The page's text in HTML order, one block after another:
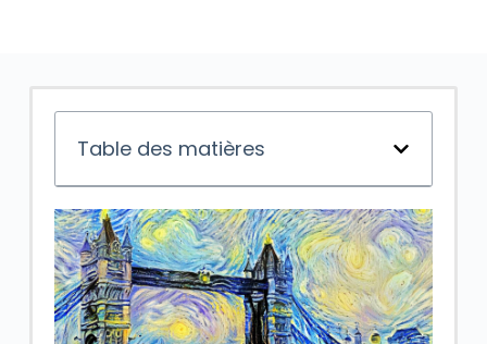
Table des matières